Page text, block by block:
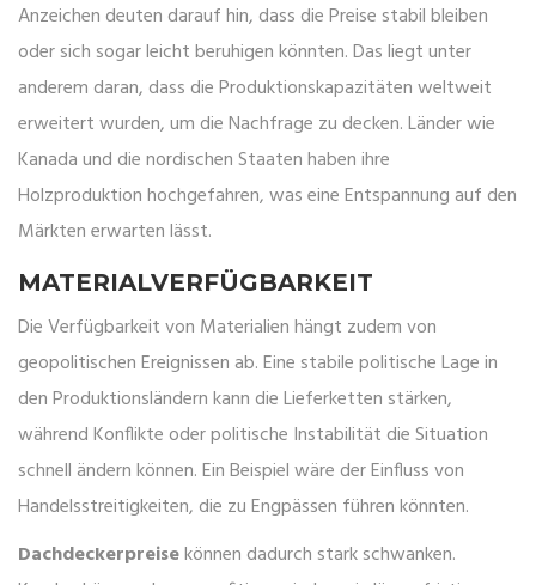
Anzeichen deuten darauf hin, dass die Preise stabil bleiben
oder sich sogar leicht beruhigen könnten. Das liegt unter
anderem daran, dass die Produktionskapazitäten weltweit
erweitert wurden, um die Nachfrage zu decken. Länder wie
Kanada und die nordischen Staaten haben ihre
Holzproduktion hochgefahren, was eine Entspannung auf den
Märkten erwarten lässt.
MATERIALVERFÜGBARKEIT
Die Verfügbarkeit von Materialien hängt zudem von
geopolitischen Ereignissen ab. Eine stabile politische Lage in
den Produktionsländern kann die Lieferketten stärken,
während Konflikte oder politische Instabilität die Situation
schnell ändern können. Ein Beispiel wäre der Einfluss von
Handelsstreitigkeiten, die zu Engpässen führen könnten.
Dachdeckerpreisekönnen dadurch stark schwanken.